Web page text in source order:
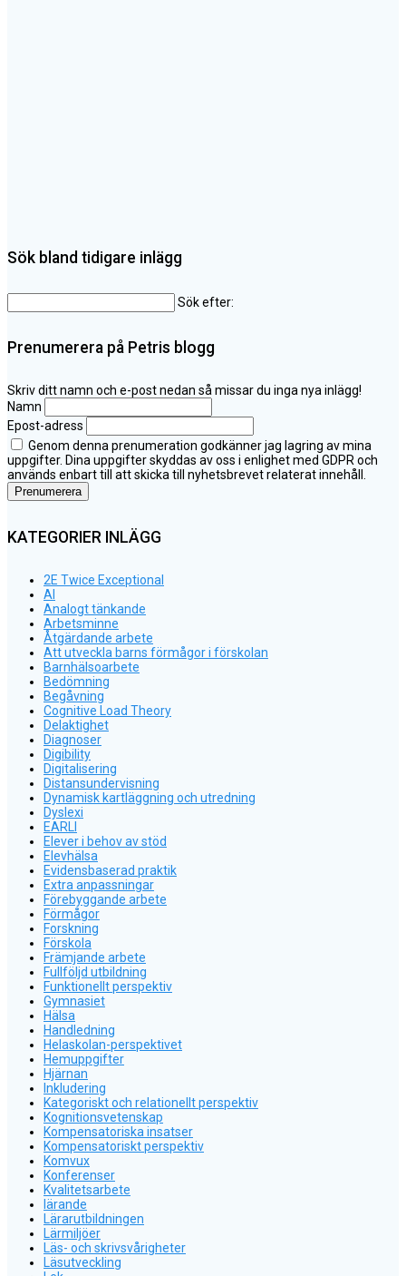
Sök bland tidigare inlägg
Sök efter:
Prenumerera på Petris blogg
Skriv ditt namn och e-post nedan så missar du inga nya inlägg!
Namn
Epost-adress
Genom denna prenumeration godkänner jag lagring av mina
uppgifter. Dina uppgifter skyddas av oss i enlighet med GDPR och
används enbart till att skicka till nyhetsbrevet relaterat innehåll.
KATEGORIER INLÄGG
2E Twice Exceptional
AI
Analogt tänkande
Arbetsminne
Åtgärdande arbete
Att utveckla barns förmågor i förskolan
Barnhälsoarbete
Bedömning
Begåvning
Cognitive Load Theory
Delaktighet
Diagnoser
Digibility
Digitalisering
Distansundervisning
Dynamisk kartläggning och utredning
Dyslexi
EARLI
Elever i behov av stöd
Elevhälsa
Evidensbaserad praktik
Extra anpassningar
Förebyggande arbete
Förmågor
Forskning
Förskola
Främjande arbete
Fullföljd utbildning
Funktionellt perspektiv
Gymnasiet
Hälsa
Handledning
Helaskolan-perspektivet
Hemuppgifter
Hjärnan
Inkludering
Kategoriskt och relationellt perspektiv
Kognitionsvetenskap
Kompensatoriska insatser
Kompensatoriskt perspektiv
Komvux
Konferenser
Kvalitetsarbete
lärande
Lärarutbildningen
Lärmiljöer
Läs- och skrivsvårigheter
Läsutveckling